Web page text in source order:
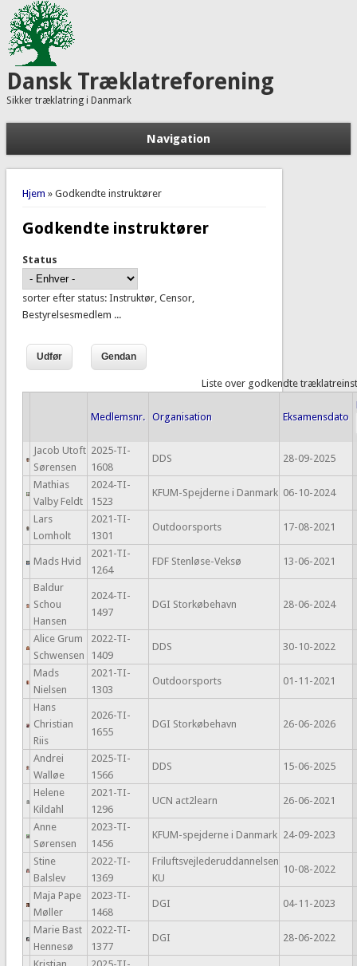
Dansk Træklatreforening
Sikker træklatring i Danmark
Navigation
Du er her
Hjem » Godkendte instruktører
Godkendte instruktører
Status
sorter efter status: Instruktør, Censor,
Bestyrelsesmedlem ...
Liste over godkendte
Medlemsnr. Organisation Eksamensdato
Jacob Utoft
Sørensen
2025-TI-
1608
DDS 28-09-2025
Mathias
Valby Feldt
2024-TI-
1523
KFUM-Spejderne i Danmark 06-10-2024
Lars
Lomholt
2021-TI-
1301
Outdoorsports 17-08-2021
Mads Hvid
2021-TI-
1264
FDF Stenløse-Veksø 13-06-2021
Baldur
Schou
Hansen
2024-TI-
1497
DGI Storkøbehavn 28-06-2024
Alice Grum
Schwensen
2022-TI-
1409
DDS 30-10-2022
Mads
Nielsen
2021-TI-
1303
Outdoorsports 01-11-2021
Hans
Christian
Riis
2026-TI-
1655
DGI Storkøbehavn 26-06-2026
Andrei
Walløe
2025-TI-
1566
DDS 15-06-2025
Helene
Kildahl
2021-TI-
1296
UCN act2learn 26-06-2021
Anne
Sørensen
2023-TI-
1456
KFUM-spejderne i Danmark 24-09-2023
Stine
Balslev
2022-TI-
1369
Friluftsvejlederuddannelsen
KU
10-08-2022
Maja Pape
Møller
2023-TI-
1468
DGI 04-11-2023
Marie Bast
Hennesø
2022-TI-
1377
DGI 28-06-2022